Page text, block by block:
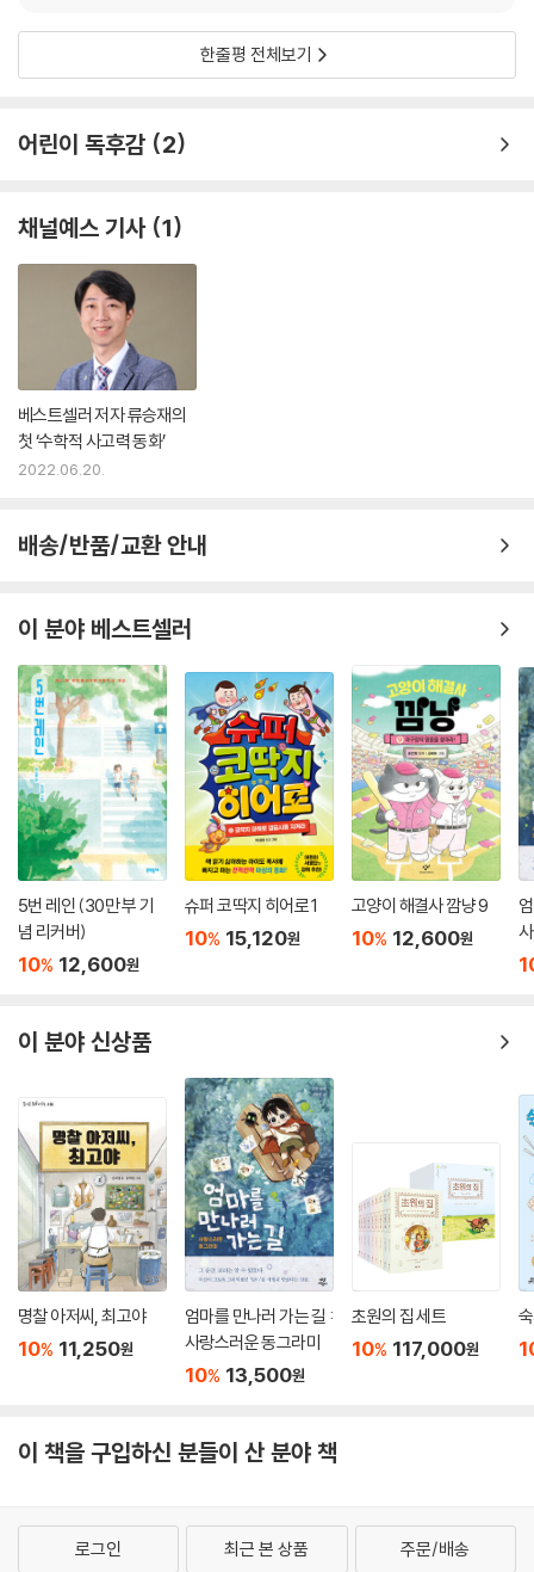
한줄평 전체보기
어린이 독후감 2
채널예스 기사 1
베스트셀러 저자 류승재의
첫 ‘수학적 사고력 동화’
2022.06.20.
배송/반품/교환 안내
이 분야 베스트셀러
5번 레인 (30만 부 기
념 리커버)
10% 12,600원
슈퍼 코딱지 히어로 1
10% 15,120원
고양이 해결사 깜냥 9
10% 12,600원
이 분야 신상품
명찰 아저씨, 최고야
10% 11,250원
엄마를 만나러 가는 길 :
사랑스러운 동그라미
10% 13,500원
초원의 집 세트
10% 117,000원
이 책을 구입하신 분들이 산 분야 책
로그인 최근 본 상품 주문/배송